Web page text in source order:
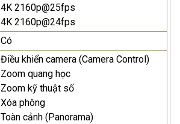
4K 2160p@25fps
4K 2160p@24fps
Có
Điều khiển camera (Camera Control)
Zoom quang học
Zoom kỹ thuật số
Xóa phông
Toàn cảnh (Panorama)